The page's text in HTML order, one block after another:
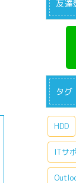
友達
タグ
HDD
ITサ